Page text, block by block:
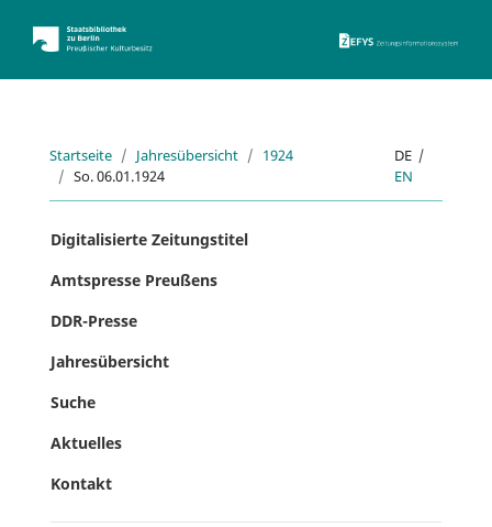
Startseite Jahresübersicht
1924
So. 06.01.1924
DE |
EN
Digitalisierte Zeitungstitel
Amtspresse Preußens
DDR-Presse
Jahresübersicht
Suche
Aktuelles
Kontakt